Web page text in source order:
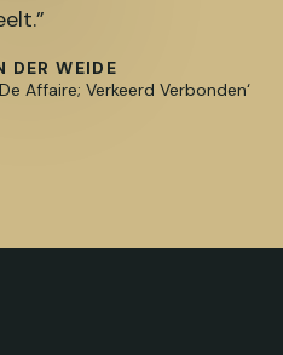
DER WEIDE
Affaire; Verkeerd Verbonden‘